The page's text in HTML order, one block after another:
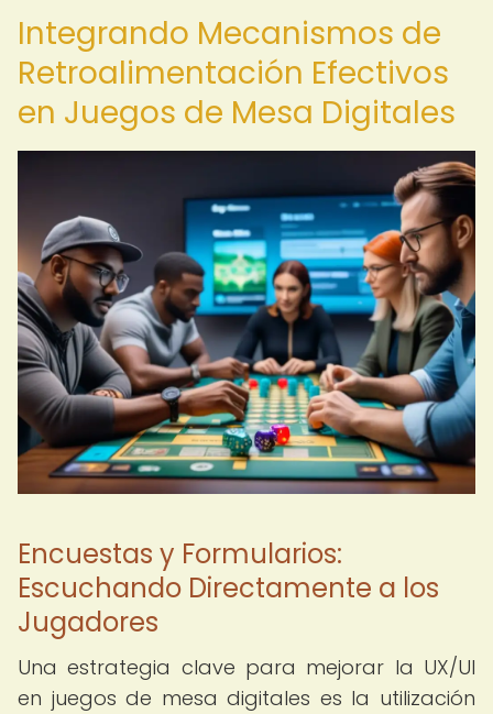
Integrando Mecanismos de
Retroalimentación Efectivos
en Juegos de Mesa Digitales
Encuestas y Formularios:
Escuchando Directamente a los
Jugadores
Una estrategia clave para mejorar la UX/UI
en juegos de mesa digitales es la utilización